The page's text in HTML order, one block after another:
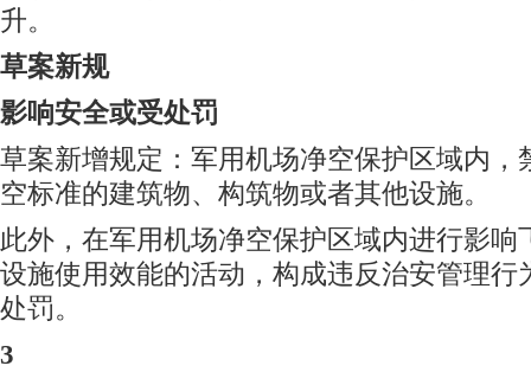
升。
草案新规
影响安全或受处罚
草案新增规定：军用机场净空保护区域内，
空标准的建筑物、构筑物或者其他设施。
此外，在军用机场净空保护区域内进行影响
设施使用效能的活动，构成违反治安管理行
处罚。
3